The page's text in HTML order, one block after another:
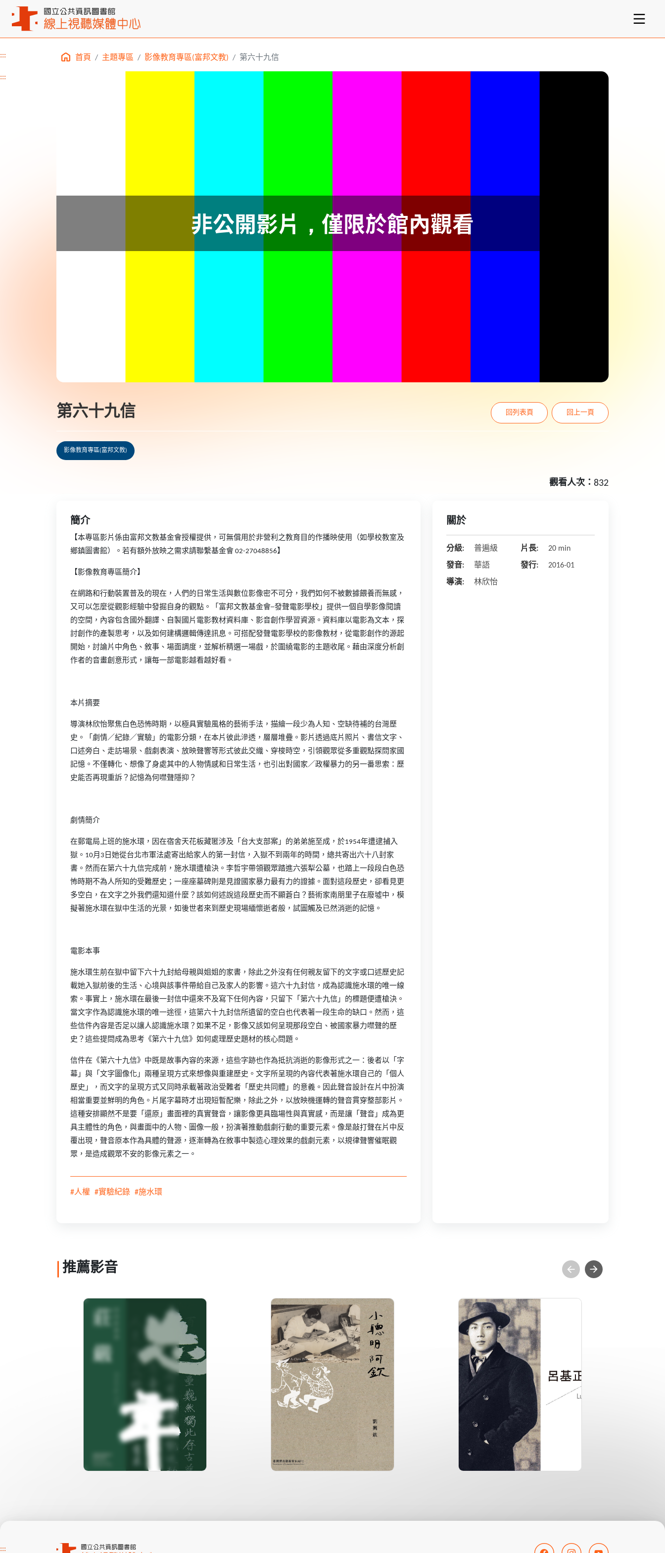
::: 首頁 主題專區 影像教育專區(富邦文教) 第六十九信
:::
第六十九信 回列表頁 回上一頁
影像教育專區(富邦文教)
觀看人次： 832
簡介
【本專區影片係由富邦文教基金會授權提供，可無償用於非營利之教育目的作播映使用（如學校教室及
鄉鎮圖書館）。若有額外放映之需求請聯繫基金會 02-27048856】
【影像教育專區簡介】
在網路和行動裝置普及的現在，人們的日常生活與數位影像密不可分，我們如何不被數據餵養而無感，
又可以怎麼從觀影經驗中發掘自身的觀點。「富邦文教基金會─發聲電影學校」提供一個自學影像閱讀
的空間，內容包含國外翻譯、自製國片電影教材資料庫、影音創作學習資源。資料庫以電影為文本，探
討創作的產製思考，以及如何建構邏輯傳達訊息。可搭配發聲電影學校的影像教材，從電影創作的源起
開始，討論片中角色、敘事、場面調度，並解析精選一場戲，於圍繞電影的主題收尾。藉由深度分析創
作者的音畫創意形式，讓每一部電影越看越好看。
本片摘要
導演林欣怡聚焦白色恐怖時期，以極具實驗風格的藝術手法，描繪一段少為人知、空缺待補的台灣歷
史。「劇情／紀錄／實驗」的電影分類，在本片彼此滲透，層層堆疊。影片透過底片照片、書信文字、
口述旁白、走訪場景、戲劇表演、放映聲響等形式彼此交織、穿梭時空，引領觀眾從多重觀點探問家國
記憶。不僅轉化、想像了身處其中的人物情感和日常生活，也引出對國家／政權暴力的另一番思索：歷
史能否再現重訴？記憶為何噤聲隱抑？
劇情簡介
在郵電局上班的施水環，因在宿舍天花板藏匿涉及「台大支部案」的弟弟施至成，於1954年遭逮捕入
獄。10月3日她從台北市軍法處寄出給家人的第一封信，入獄不到兩年的時間，總共寄出六十八封家
書。然而在第六十九信完成前，施水環遭槍決。李哲宇帶領觀眾踏進六張犁公墓，也踏上一段段白色恐
怖時期不為人所知的受難歷史；一座座墓碑則是見證國家暴力最有力的證據。面對這段歷史，卻看見更
多空白，在文字之外我們還知道什麼？該如何述說這段歷史而不顯蒼白？藝術家南朋里子在廢墟中，模
擬著施水環在獄中生活的光景，如後世者來到歷史現場緬懷逝者般，試圖觸及已然消逝的記憶。
電影本事
施水環生前在獄中留下六十九封給母親與姐姐的家書，除此之外沒有任何親友留下的文字或口述歷史記
載她入獄前後的生活、心境與該事件帶給自己及家人的影響。這六十九封信，成為認識施水環的唯一線
索。事實上，施水環在最後一封信中還來不及寫下任何內容，只留下「第六十九信」的標題便遭槍決。
當文字作為認識施水環的唯一途徑，這第六十九封信所遺留的空白也代表著一段生命的缺口。然而，這
些信件內容是否足以讓人認識施水環？如果不足，影像又該如何呈現那段空白、被國家暴力噤聲的歷
史？這些提問成為思考《第六十九信》如何處理歷史題材的核心問題。
信件在《第六十九信》中既是故事內容的來源，這些字跡也作為抵抗消逝的影像形式之一：後者以「字
幕」與「文字圖像化」兩種呈現方式來想像與重建歷史。文字所呈現的內容代表著施水環自己的「個人
歷史」，而文字的呈現方式又同時承載著政治受難者「歷史共同體」的意義。因此聲音設計在片中扮演
相當重要並鮮明的角色。片尾字幕時才出現短暫配樂，除此之外，以放映機運轉的聲音貫穿整部影片。
這種安排顯然不是要「還原」畫面裡的真實聲音，讓影像更具臨場性與真實感，而是讓「聲音」成為更
具主體性的角色，與畫面中的人物、圖像一般，扮演著推動戲劇行動的重要元素。像是敲打聲在片中反
覆出現，聲音原本作為具體的聲源，逐漸轉為在敘事中製造心理效果的戲劇元素，以規律聲響催眠觀
眾，是造成觀眾不安的影像元素之一。
#人權 #實驗紀錄 #施水環
關於
分級: 普遍級 片長: 20 min
發音: 華語 發行: 2016-01
導演: 林欣怡
推薦影音
快雪時晴憶─莊嚴
分級: 普遍級
片長: 53 min
導演: 監製：國立臺灣美術館 製
作：長歌藝術傳播
小聰明阿欽─劉興欽
分級: 普遍級
片長: 23 min
發音: 華語
發行: 2020-12
導演: 監製：國立臺灣美術館 製
作：風景映畫創作社
雲上的青空─呂基正
分級: 普遍級
片長: 24 min
發音: 華語
發行: 2024-12
導演: 監製：國立臺灣美術館 製
作：後視野傳播事業有限公司
:::